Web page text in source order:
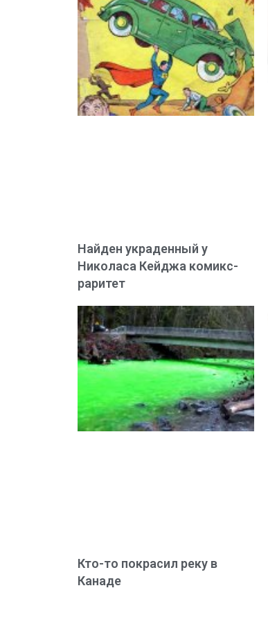
Найден украденный у
Николаса Кейджа комикс-
раритет
Кто-то покрасил реку в
Канаде